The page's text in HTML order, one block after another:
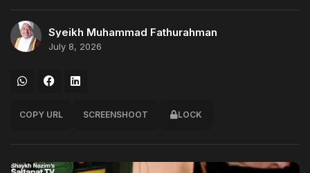
Syeikh Muhammad Fathurahman
July 8, 2026
COPY URL SCREENSHOOT LOCK